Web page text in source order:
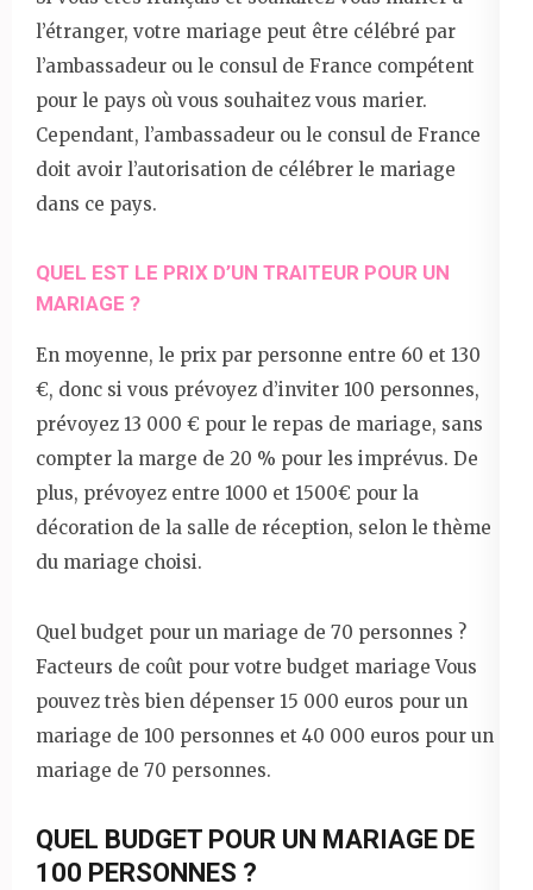
l’étranger, votre mariage peut être célébré par
l’ambassadeur ou le consul de France compétent
pour le pays où vous souhaitez vous marier.
Cependant, l’ambassadeur ou le consul de France
doit avoir l’autorisation de célébrer le mariage
dans ce pays.
QUEL EST LE PRIX D’UN TRAITEUR POUR UN
MARIAGE ?
En moyenne, le prix par personne entre 60 et 130
€, donc si vous prévoyez d’inviter 100 personnes,
prévoyez 13 000 € pour le repas de mariage, sans
compter la marge de 20 % pour les imprévus. De
plus, prévoyez entre 1000 et 1500€ pour la
décoration de la salle de réception, selon le thème
du mariage choisi.
Quel budget pour un mariage de 70 personnes ?
Facteurs de coût pour votre budget mariage Vous
pouvez très bien dépenser 15 000 euros pour un
mariage de 100 personnes et 40 000 euros pour un
mariage de 70 personnes.
QUEL BUDGET POUR UN MARIAGE DE
100 PERSONNES ?